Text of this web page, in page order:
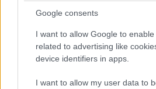
Google consents
I want to allow Google to
related to advertising like
device identifiers in apps.
I want to allow my user data to
ptolemeos.gr με τον
Ελπίδων Φλώρινας
ΘΕΌΦΙΛΟΣ ΗΛΙΆΔΗΣ
16 ΙΑΝΟΥΑΡΊΟΥ 2023, 9:00 ΜΜ - ΕΝΗΜΕΡΏΘΗΚΕ